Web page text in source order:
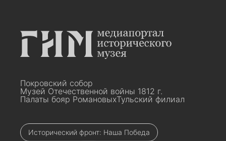
Покровский собор
Музей Отечественной войны 1812 г.
Палаты бояр РомановыхТульский филиал
Исторический фронт: Наша Победа